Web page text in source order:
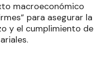
macroeconómico
para asegurar la
y el cumplimiento de